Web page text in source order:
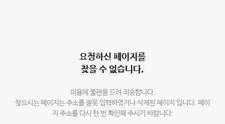
요청하신 페이지를
찾을 수 없습니다.
이용에 불편을 드려 죄송합니다.
찾으시는 페이지는 주소를 잘못 입력하였거나 삭제된 페이지 입니다. 페이
지 주소를 다시 한 번 확인해 주시기 바랍니다.